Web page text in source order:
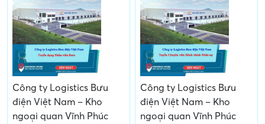
Công ty Logistics Bưu
điện Việt Nam – Kho
ngoại quan Vĩnh Phúc
Công ty Logistics Bưu
điện Việt Nam – Kho
ngoại quan Vĩnh Phúc